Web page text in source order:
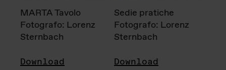
MARTA Tavolo
Fotografo: Lorenz
Sternbach
Download
Sedie pratiche
Fotografo: Lorenz
Sternbach
Download